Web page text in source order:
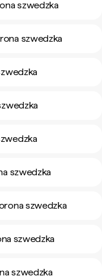
szwedzka
szwedzka
szwedzka
szwedzka
szwedzka
szwedzka